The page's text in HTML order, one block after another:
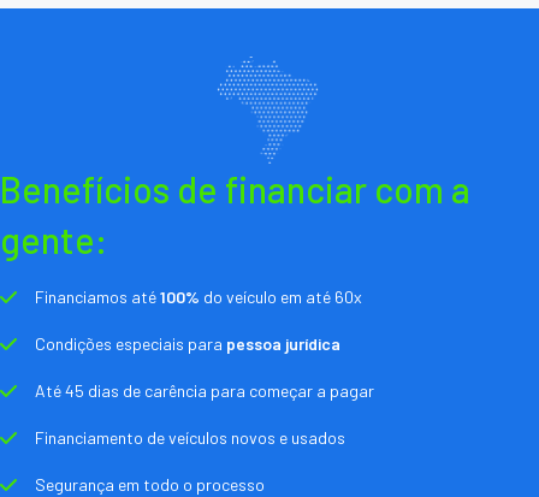
Benefícios de financiar com a
gente:
Financiamos até100% do veículo em até 60x
Condições especiais para pessoa jurídica
Até 45 dias de carência para começar a pagar
Financiamento de veículos novos e usados
Segurança em todo o processo